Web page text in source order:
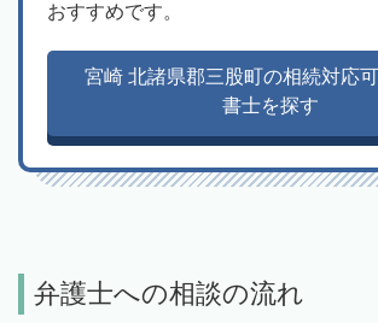
おすすめです。
宮崎 北諸県郡三股町の相続対応
書士を探す
弁護士への相談の流れ